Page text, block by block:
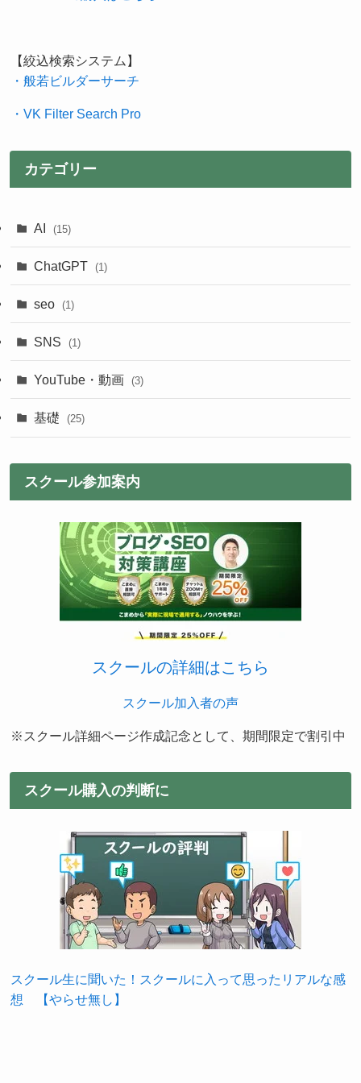
【絞込検索システム】
・般若ビルダーサーチ
・VK Filter Search Pro
カテゴリー
AI (15)
ChatGPT (1)
seo (1)
SNS (1)
YouTube・動画 (3)
基礎 (25)
スクール参加案内
スクールの詳細はこちら
スクール加入者の声
※スクール詳細ページ作成記念として、期間限定で割引中
スクール購入の判断に
スクール生に聞いた！スクールに入って思ったリアルな感
想 【やらせ無し】